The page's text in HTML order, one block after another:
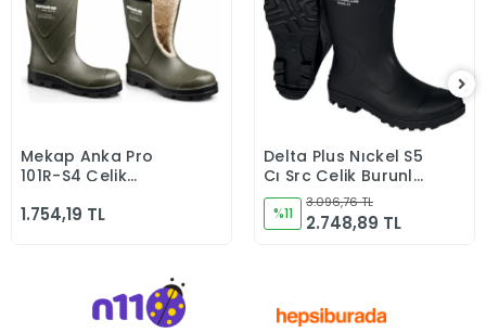
Sepete Ekle
Mekap Anka Pro
101R-S4 Çelik
Güvenlik Çizmesi
1.754,19 TL
Sepete Ekle
Delta Plus Nıckel S5
Cı Src Çelik Burunlu
ve Tabanlı Iş
Çizmesi SİYAH
%11
3.096,76 TL
2.748,89 TL